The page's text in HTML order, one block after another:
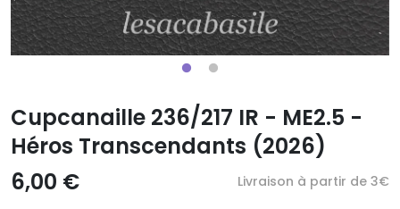
Cupcanaille 236/217 IR - ME2.5 -
Héros Transcendants (2026)
6,00 €
Livraison à partir de 3€